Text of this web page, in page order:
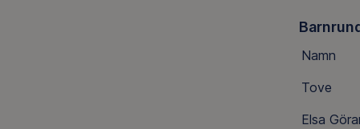
Namn
Tove
Elsa